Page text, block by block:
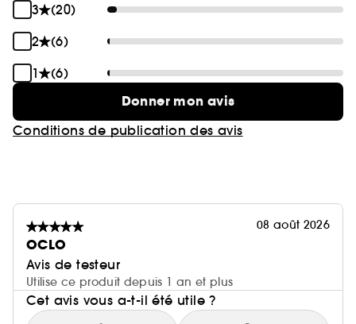
3
(20)
2
(6)
1
(6)
Donner mon avis
Conditions de publication des avis
08 août 2026
OCLO
Avis de testeur
Utilise ce produit depuis 1 an et plus
Cet avis vous a-t-il été utile ?